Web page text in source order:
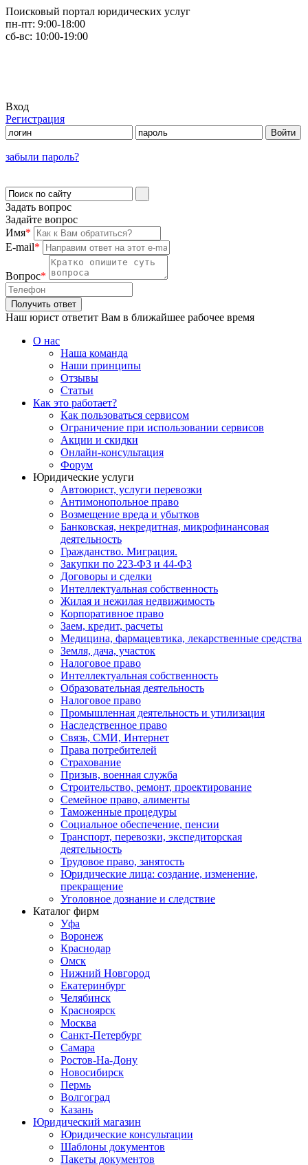
Поисковый портал юридических услуг
пн-пт: 9:00-18:00
сб-вс: 10:00-19:00
Вход
Регистрация
забыли пароль?
Задать вопрос
Задайте вопрос
Имя*
E-mail*
Вопрос*
Наш юрист ответит Вам в ближайшее рабочее время
О нас
Наша команда
Наши принципы
Отзывы
Статьи
Как это работает?
Как пользоваться сервисом
Ограничение при использовании сервисов
Акции и скидки
Онлайн-консультация
Форум
Юридические услуги
Автоюрист, услуги перевозки
Антимонопольное право
Возмещение вреда и убытков
Банковская, некредитная, микрофинансовая
деятельность
Гражданство. Миграция.
Закупки по 223-ФЗ и 44-ФЗ
Договоры и сделки
Интеллектуальная собственность
Жилая и нежилая недвижимость
Корпоративное право
Заем, кредит, расчеты
Медицина, фармацевтика, лекарственные средства
Земля, дача, участок
Налоговое право
Интеллектуальная собственность
Образовательная деятельность
Налоговое право
Промышленная деятельность и утилизация
Наследственное право
Связь, СМИ, Интернет
Права потребителей
Страхование
Призыв, военная служба
Строительство, ремонт, проектирование
Семейное право, алименты
Таможенные процедуры
Социальное обеспечение, пенсии
Транспорт, перевозки, экспедиторская
деятельность
Трудовое право, занятость
Юридические лица: создание, изменение,
прекращение
Уголовное дознание и следствие
Каталог фирм
Уфа
Воронеж
Краснодар
Омск
Нижний Новгород
Екатеринбург
Челябинск
Красноярск
Москва
Санкт-Петербург
Самара
Ростов-На-Дону
Новосибирск
Пермь
Волгоград
Казань
Юридический магазин
Юридические консультации
Шаблоны документов
Пакеты документов